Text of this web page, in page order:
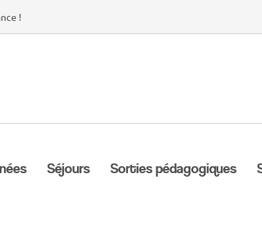
!
Séjours Sorties pédagogiques